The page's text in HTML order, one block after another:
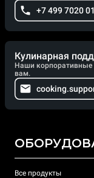
+7 499 7020
Кулинарная
Наши корпоративные
вам.
Все продукты